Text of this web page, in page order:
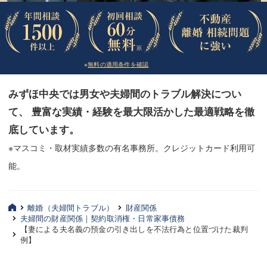
刑事弁護
交通事故
法律相談など（その他）
お客様へ
みずほ中央の特長・実質編
三平 聡史
酒井 博之
※無料の適用条件を確認
みずほ中央では男女や夫婦間のトラブル解決につい
て、 豊富な実績・経験を最大限活かした最適戦略を徹
底しています。
※マスコミ・取材実績多数の有名事務所。クレジットカード利用可
能。
刑事弁護
交通事故
法律相談など（その他）
お客様へ
みずほ中央の特長・実質編
三平 聡史
酒井 博之
離婚（夫婦間トラブル）
財産関係
夫婦間の財産関係｜契約取消権・日常家事債務
【妻による夫名義の預金の引き出しを不法行為と位置づけた裁判
例】